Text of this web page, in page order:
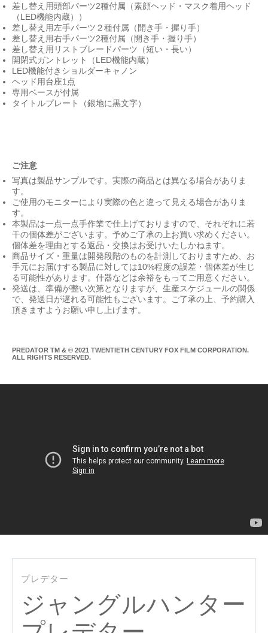
差し替え用頭部パーツ2種付属（素顔ヘッド・マスク着用ヘッド
（LED機能内蔵））
差し替え用左手パーツ２種付属（開き手・握り手）
差し替え用右手パーツ2種付属（開き手・握り手）
差し替え用リストブレードパーツ（短い・長い）
開閉式ガントレット（LED機能内蔵）
LED機能付きショルダーキャノン
ヘッド用台座1点
専用ベースが付属
タイトルプレート（銀地に黒文字）
ご注意
写真は製品サンプルです。実際の商品とは異なる場合がありま
す。
ご使用のモニターにより実際の色と違って見える場合がありま
す。
本製品は一点一点手作業で仕上げておりますので、それぞれに若
干の個体差がございます。予めご了承の上お買い求めください。
個体差を理由とする返品・交換はお受けいたしかねます。
商品サイズ・重量は開発段階のものを計測しておりますため、お
手元にお届けする製品に対しては10%程度の誤差・個体差が生じ
る可能性があります。什器などは余裕をもってご用意ください。
発送は、準備が整い次第となりますが、生産スケジュールの関係
で、発送日が遅れる可能性もございます。ご了承の上、予約購入
頂きますようお願い申し上げます。
PREDATOR TM & © 2021 TWENTIETH CENTURY FOX FILM CORPORATION.
ALL RIGHTS RESERVED.
プレデター
ジャングルハンター